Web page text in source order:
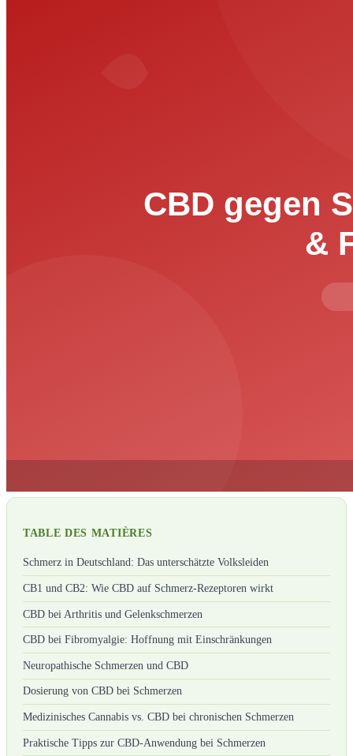
TABLE DES MATIÈRES
Schmerz in Deutschland: Das unterschätzte Volksleiden
CB1 und CB2: Wie CBD auf Schmerz-Rezeptoren wirkt
CBD bei Arthritis und Gelenkschmerzen
CBD bei Fibromyalgie: Hoffnung mit Einschränkungen
Neuropathische Schmerzen und CBD
Dosierung von CBD bei Schmerzen
Medizinisches Cannabis vs. CBD bei chronischen Schmerzen
Praktische Tipps zur CBD-Anwendung bei Schmerzen